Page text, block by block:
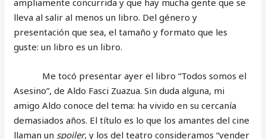
ampliamente concurrida y que hay mucha gente que se
lleva al salir al menos un libro. Del género y
presentación que sea, el tamaño y formato que les
guste: un libro es un libro.
Me tocó presentar ayer el libro “Todos somos el
Asesino”, de Aldo Fasci Zuazua. Sin duda alguna, mi
amigo Aldo conoce del tema: ha vivido en su cercanía
demasiados años. El título es lo que los amantes del cine
llaman un spoiler, y los del teatro consideramos “vender